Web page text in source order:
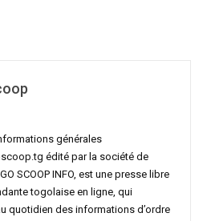
générales
édité par la société de
SCOOP INFO, est une presse libre
togolaise en ligne, qui
quotidien des informations d’ordre